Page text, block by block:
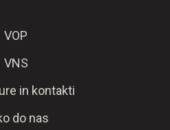
VOP
VNS
in kontakti
do nas